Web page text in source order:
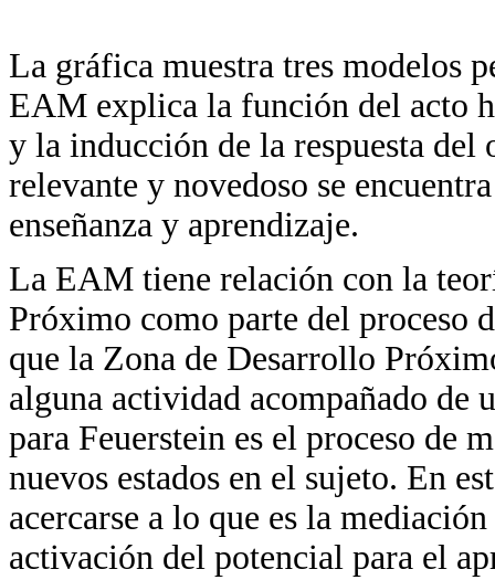
La gráfica muestra tres modelos
EAM explica la función del acto
y la inducción de la respuesta
relevante y novedoso se
enseñanza y aprendizaje.
La EAM tiene relación con la
Próximo como parte del proceso
que la Zona de Desarrollo
alguna actividad acompañado de
para Feuerstein es el proceso de
nuevos estados en el sujeto. En
acercarse a lo que es la
activación del potencial para el